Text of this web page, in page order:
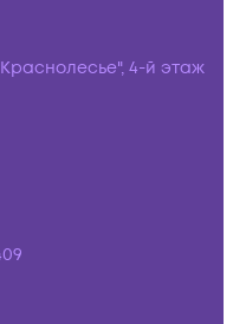
4-й этаж